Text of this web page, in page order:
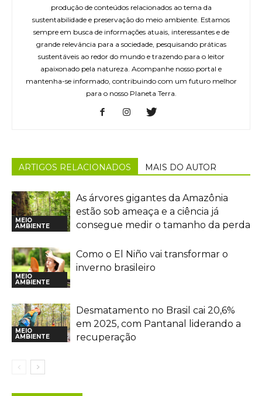
produção de conteúdos relacionados ao tema da
sustentabilidade e preservação do meio ambiente. Estamos
sempre em busca de informações atuais, interessantes e de
grande relevância para a sociedade, pesquisando práticas
sustentáveis ao redor do mundo e trazendo para o leitor
apaixonado pela natureza. Acompanhe nosso portal e
mantenha-se informado, contribuindo com um futuro melhor
para o nosso Planeta Terra.
ARTIGOS RELACIONADOS MAIS DO AUTOR
MEIO
AMBIENTE
As árvores gigantes da Amazônia
estão sob ameaça e a ciência já
consegue medir o tamanho da perda
MEIO
AMBIENTE
Como o El Niño vai transformar o
inverno brasileiro
MEIO
AMBIENTE
Desmatamento no Brasil cai 20,6%
em 2025, com Pantanal liderando a
recuperação